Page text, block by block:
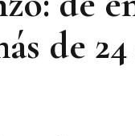
de